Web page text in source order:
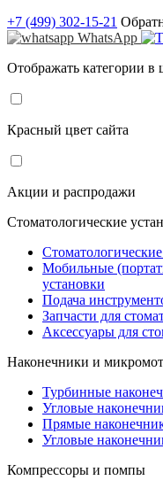
+7 (499) 302-15-21
WhatsApp
Отображать категории в
Красный цвет сайта
Акции и распродажи
Стоматологические
Мобильные
установки
Подача
Запчасти для
Аксессуары для
Наконечники и
Турбинные
Угловые
Прямые
Угловые
Компрессоры и помпы